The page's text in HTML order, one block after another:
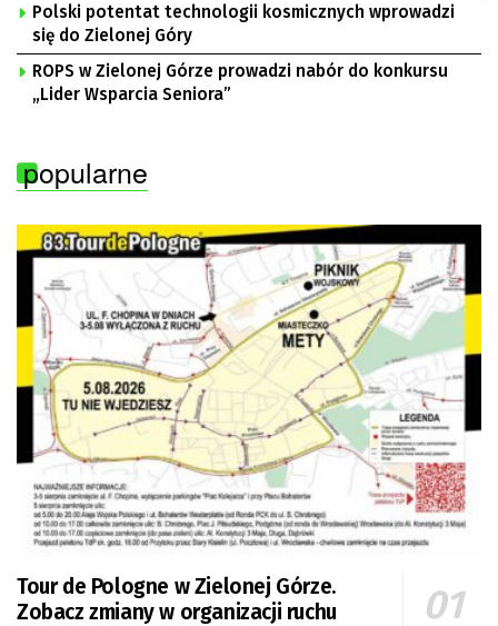
Polski potentat technologii kosmicznych wprowadzi
się do Zielonej Góry
ROPS w Zielonej Górze prowadzi nabór do konkursu
„Lider Wsparcia Seniora”
popularne
Tour de Pologne w Zielonej Górze.
Zobacz zmiany w organizacji ruchu